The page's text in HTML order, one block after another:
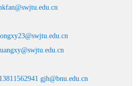
gjh@bnu.edu.cn